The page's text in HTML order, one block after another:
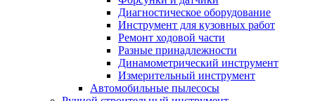
Диагностическое оборудование
Инструмент для кузовных работ
Ремонт ходовой части
Разные принадлежности
Динамометрический инструмент
Измерительный инструмент
Автомобильные пылесосы